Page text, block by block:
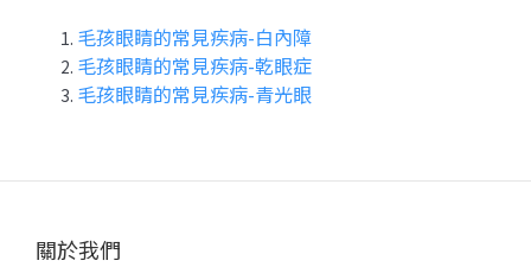
毛孩眼睛的常見疾病-白內障
毛孩眼睛的常見疾病-乾眼症
毛孩眼睛的常見疾病-青光眼
關於我們